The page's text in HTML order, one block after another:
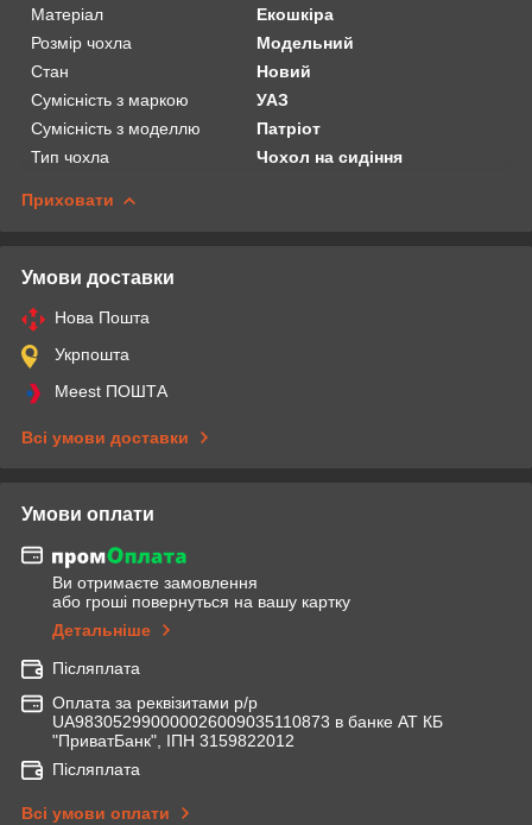
Матеріал
Екошкіра
Розмір чохла
Модельний
Стан
Новий
Сумісність з маркою
УАЗ
Сумісність з моделлю
Патріот
Тип чохла
Чохол на сидіння
Приховати
Умови доставки
Нова Пошта
Укрпошта
Meest ПОШТА
Всі умови доставки
Умови оплати
Ви отримаєте замовлення
або гроші повернуться на вашу картку
Детальніше
Післяплата
Оплата за реквізитами р/р
UA983052990000026009035110873 в банке АТ КБ
"ПриватБанк", ІПН 3159822012
Післяплата
Всі умови оплати